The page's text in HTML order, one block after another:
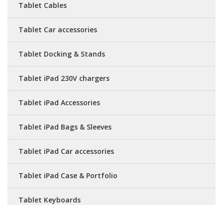
Tablet Cables
Tablet Car accessories
Tablet Docking & Stands
Tablet iPad 230V chargers
Tablet iPad Accessories
Tablet iPad Bags & Sleeves
Tablet iPad Car accessories
Tablet iPad Case & Portfolio
Tablet Keyboards